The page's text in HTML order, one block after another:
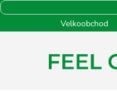
na
Velkoobchod